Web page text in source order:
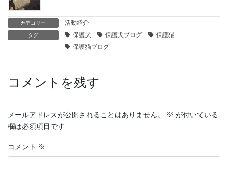
カテゴリー 活動紹介
タグ 保護犬 保護犬ブログ
保護猫
保護猫ブログ
コメントを残す
メールアドレスが公開されることはありません。 ※ が付いている
欄は必須項目です
コメント ※